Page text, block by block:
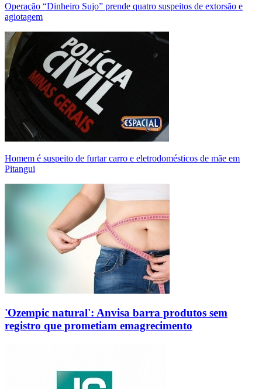
Operação “Dinheiro Sujo” prende quatro suspeitos de extorsão e
agiotagem
Homem é suspeito de furtar carro e eletrodomésticos de mãe em
Pitangui
'Ozempic natural': Anvisa barra produtos sem
registro que prometiam emagrecimento